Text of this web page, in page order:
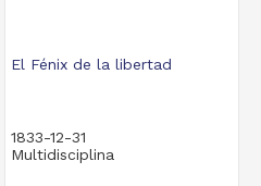
El Fénix de la libertad
1833-12-31
Multidisciplina